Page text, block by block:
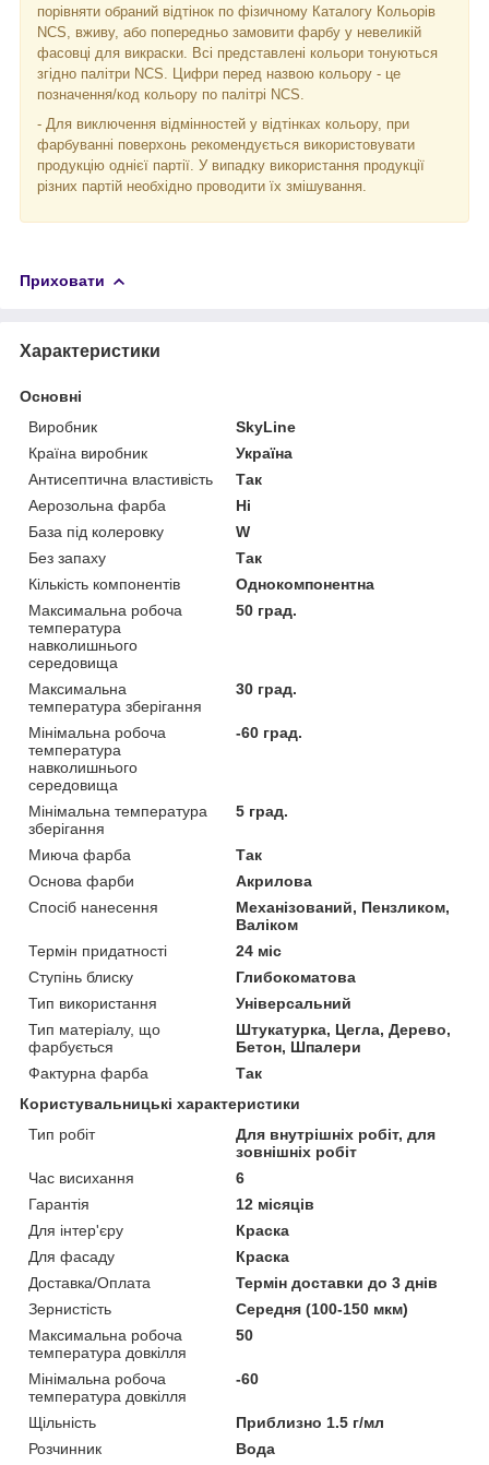
порівняти обраний відтінок по фізичному Каталогу Кольорів
NCS, вживу, або попередньо замовити фарбу у невеликій
фасовці для викраски. Всі представлені кольори тонуються
згідно палітри NCS. Цифри перед назвою кольору - це
позначення/код кольору по палітрі NCS.
- Для виключення відмінностей у відтінках кольору, при
фарбуванні поверхонь рекомендується використовувати
продукцію однієї партії. У випадку використання продукції
різних партій необхідно проводити їх змішування.
Приховати
Характеристики
Основні
Виробник
SkyLine
Країна виробник
Україна
Антисептична властивість
Так
Аерозольна фарба
Ні
База під колеровку
W
Без запаху
Так
Кількість компонентів
Однокомпонентна
Максимальна робоча
температура
навколишнього
середовища
50 град.
Максимальна
температура зберігання
30 град.
Мінімальна робоча
температура
навколишнього
середовища
-60 град.
Мінімальна температура
зберігання
5 град.
Миюча фарба
Так
Основа фарби
Акрилова
Спосіб нанесення
Механізований, Пензликом,
Валіком
Термін придатності
24 міс
Ступінь блиску
Глибокоматова
Тип використання
Універсальний
Тип матеріалу, що
фарбується
Штукатурка, Цегла, Дерево,
Бетон, Шпалери
Фактурна фарба
Так
Користувальницькі характеристики
Тип робіт
Для внутрішніх робіт, для
зовнішніх робіт
Час висихання
6
Гарантія
12 місяців
Для інтер'єру
Краска
Для фасаду
Краска
Доставка/Оплата
Термін доставки до 3 днів
Зернистість
Середня (100-150 мкм)
Максимальна робоча
температура довкілля
50
Мінімальна робоча
температура довкілля
-60
Щільність
Приблизно 1.5 г/мл
Розчинник
Вода